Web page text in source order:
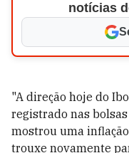
notícias
"A direção hoje do
registrado nas bolsas
mostrou uma
trouxe novamente